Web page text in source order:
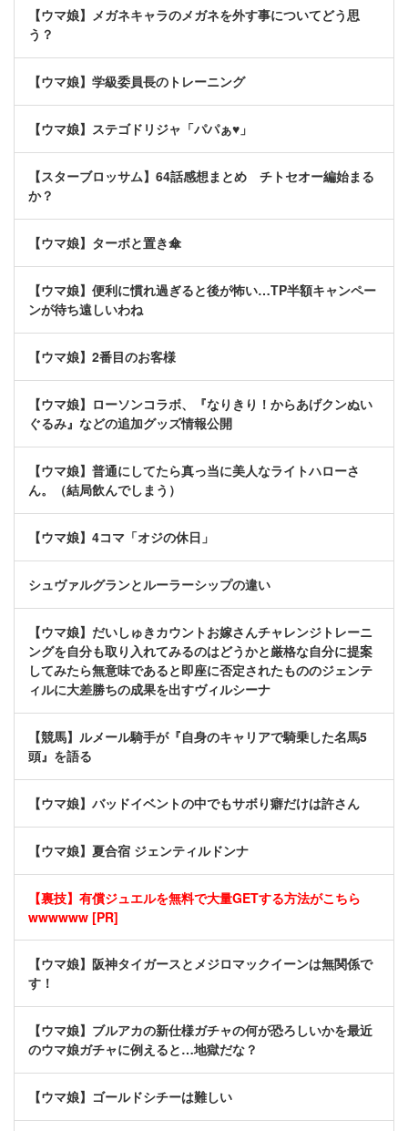
【ウマ娘】メガネキャラのメガネを外す事についてどう思
う？
【ウマ娘】学級委員長のトレーニング
【ウマ娘】ステゴドリジャ「パパぁ♥」
【スターブロッサム】64話感想まとめ チトセオー編始まる
か？
【ウマ娘】ターボと置き傘
【ウマ娘】便利に慣れ過ぎると後が怖い…TP半額キャンペー
ンが待ち遠しいわね
【ウマ娘】2番目のお客様
【ウマ娘】ローソンコラボ、『なりきり！からあげクンぬい
ぐるみ』などの追加グッズ情報公開
【ウマ娘】普通にしてたら真っ当に美人なライトハローさ
ん。（結局飲んでしまう）
【ウマ娘】4コマ「オジの休日」
シュヴァルグランとルーラーシップの違い
【ウマ娘】だいしゅきカウントお嫁さんチャレンジトレーニ
ングを自分も取り入れてみるのはどうかと厳格な自分に提案
してみたら無意味であると即座に否定されたもののジェンテ
ィルに大差勝ちの成果を出すヴィルシーナ
【競馬】ルメール騎手が『自身のキャリアで騎乗した名馬5
頭』を語る
【ウマ娘】バッドイベントの中でもサボり癖だけは許さん
【ウマ娘】夏合宿 ジェンティルドンナ
【裏技】有償ジュエルを無料で大量GETする方法がこちら
wwwwww [PR]
【ウマ娘】阪神タイガースとメジロマックイーンは無関係で
す！
【ウマ娘】ブルアカの新仕様ガチャの何が恐ろしいかを最近
のウマ娘ガチャに例えると…地獄だな？
【ウマ娘】ゴールドシチーは難しい